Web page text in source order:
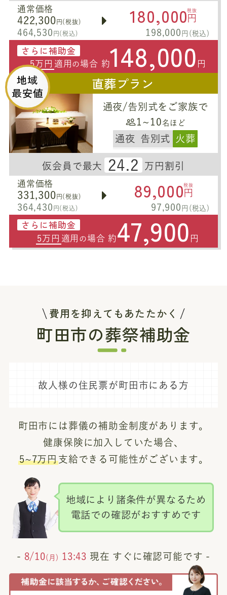
通常価格
422,300 円(税抜)
464,530 円(税込)
180,000税抜
円
198,000 円(税込)
さらに補助金
5万円 適用 の 場合 約148,000 円
地域
最安値
直葬プラン
通夜/告別式をご家族で
1~10 名ほど
通夜 告別式 火葬
仮会員で最大 24.2 万円割引
通常価格
331,300 円(税抜)
364,430 円(税込)
89,000税抜
円
97,900 円(税込)
さらに補助金
5万円 適用 の 場合 約47,900 円
費用を抑えてもあたたかく
町田市の葬祭補助金
故人様の住民票が町田市にある方
町田市には葬儀の補助金制度があります。
健康保険に加入していた場合、
5~7万円支給できる可能性がございます。
地域により諸条件が異なるため
電話での確認がおすすめです
- 8/10(月) 13:43 現在 すぐに確認可能です -